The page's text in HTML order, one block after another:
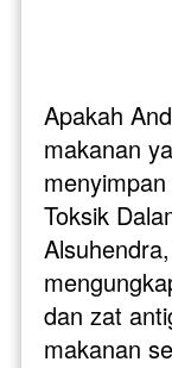
Apakah
makanan
Toksik
dan zat
makanan